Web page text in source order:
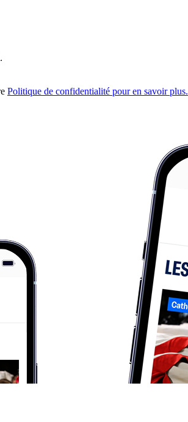
Politique de confidentialité pour en savoir plus.